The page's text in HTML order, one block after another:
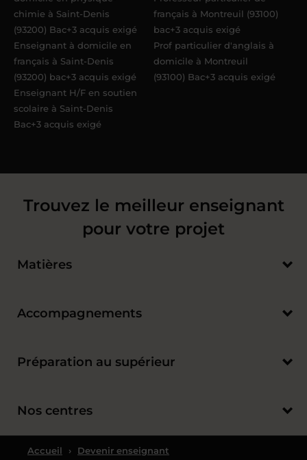
chimie à Saint-Denis
(93200) Bac+3 acquis exigé
Enseignant à domicile en
français à Saint-Denis
(93200) bac+3 acquis exigé
Enseignant H/F en soutien
scolaire à Saint-Denis
Bac+3 acquis exigé
français à Montreuil (93100)
bac+3 acquis exigé
Prof particulier d'anglais à
domicile à Montreuil
(93100) Bac+3 acquis exigé
Trouvez le meilleur enseignant
pour votre projet
Matières
Accompagnements
Préparation au supérieur
Nos centres
Accueil ›
Devenir enseignant